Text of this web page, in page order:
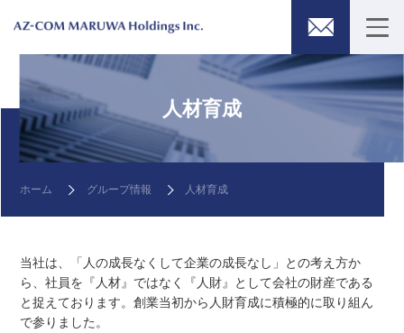
人材育成
ホーム グループ情報 人材育成
当社は、「人の成長なくして企業の成長なし」との考え方か
ら、社員を『人材』ではなく『人財』として会社の財産である
と捉えております。創業当初から人財育成に積極的に取り組ん
で参りました。